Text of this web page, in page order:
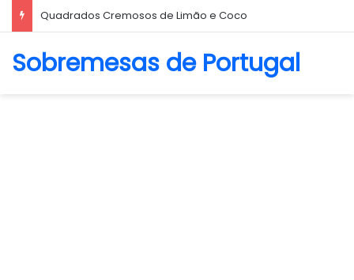
Biscoito Amanteigado
Sobremesas de Portugal